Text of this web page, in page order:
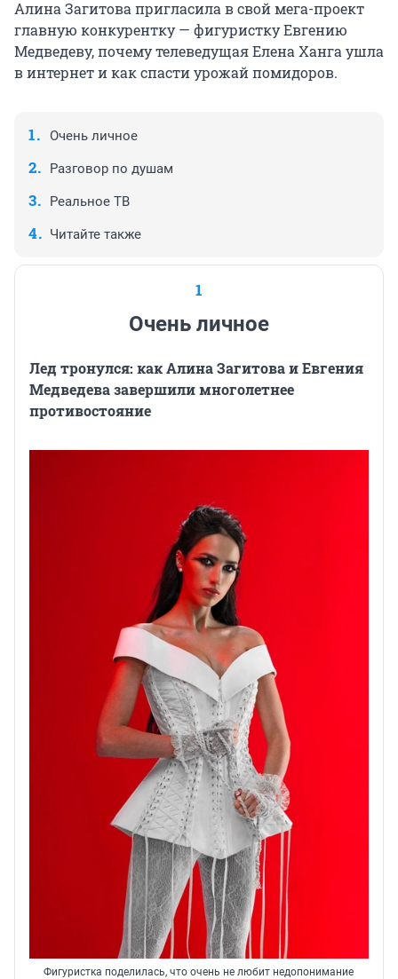
Алина Загитова пригласила в свой мега-проект
главную конкурентку — фигуристку Евгению
Медведеву, почему телеведущая Елена Ханга ушла
в интернет и как спасти урожай помидоров.
Очень личное
Разговор по душам
Реальное ТВ
Читайте также
1
Очень личное
Лед тронулся: как Алина Загитова и Евгения
Медведева завершили многолетнее
противостояние
Фигуристка поделилась, что очень не любит недопонимание